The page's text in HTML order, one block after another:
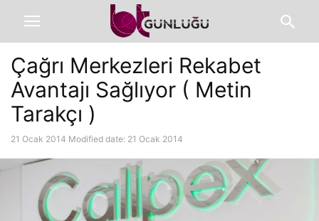
Çağrı Merkezleri Rekabet
Avantajı Sağlıyor ( Metin
Tarakçı )
21 Ocak 2014 Modified date: 21 Ocak 2014